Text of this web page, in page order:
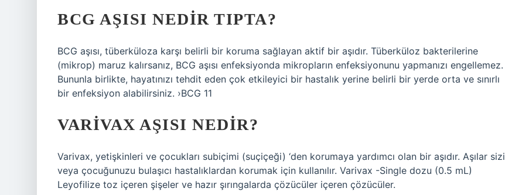
BCG AŞISI NEDIR TIPTA?
BCG aşısı, tüberküloza karşı belirli bir koruma sağlayan aktif bir aşıdır. Tüberküloz bakterilerine
(mikrop) maruz kalırsanız, BCG aşısı enfeksiyonda mikropların enfeksiyonunu yapmanızı engellemez.
Bununla birlikte, hayatınızı tehdit eden çok etkileyici bir hastalık yerine belirli bir yerde orta ve sınırlı
bir enfeksiyon alabilirsiniz. ›BCG 11
VARIVAX AŞISI NEDIR?
Varivax, yetişkinleri ve çocukları subiçimi (suçiçeği) ‘den korumaya yardımcı olan bir aşıdır. Aşılar sizi
veya çocuğunuzu bulaşıcı hastalıklardan korumak için kullanılır. Varivax -Single dozu (0.5 mL)
Leyofilize toz içeren şişeler ve hazır şırıngalarda çözücüler içeren çözücüler.